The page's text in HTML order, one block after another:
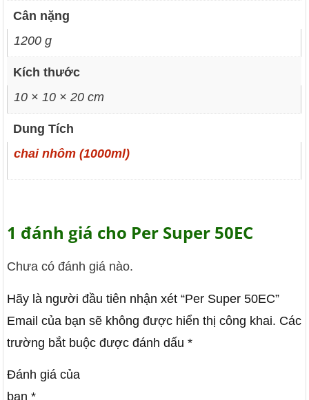
Cân nặng
1200 g
Kích thước
10 × 10 × 20 cm
Dung Tích
chai nhôm (1000ml)
1 đánh giá cho Per Super 50EC
Chưa có đánh giá nào.
Hãy là người đầu tiên nhận xét “Per Super 50EC”
Email của bạn sẽ không được hiển thị công khai. Các
trường bắt buộc được đánh dấu*
Đánh giá của
bạn*